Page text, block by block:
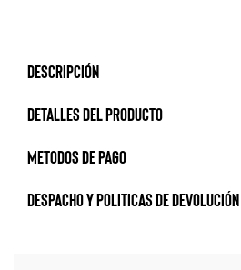
Descripción
Detalles del producto
metodos de pago
Despacho y politicas de devolución